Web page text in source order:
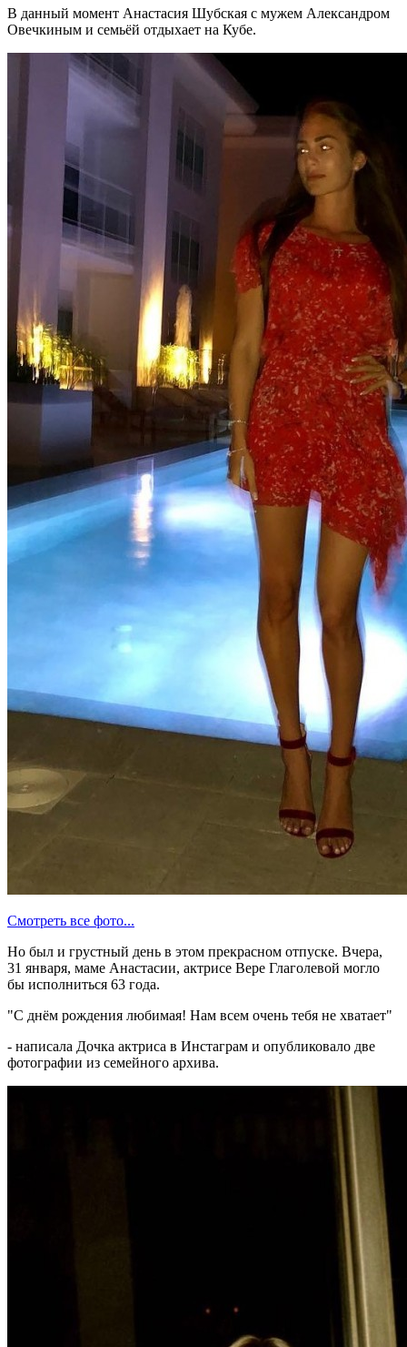
В данный момент Анастасия Шубская с мужем Александром
Овечкиным и семьёй отдыхает на Кубе.
Смотреть все фото...
Но был и грустный день в этом прекрасном отпуске. Вчера,
31 января, маме Анастасии, актрисе Вере Глаголевой могло
бы исполниться 63 года.
"С днём рождения любимая! Нам всем очень тебя не хватает"
- написала Дочка актриса в Инстаграм и опубликовало две
фотографии из семейного архива.